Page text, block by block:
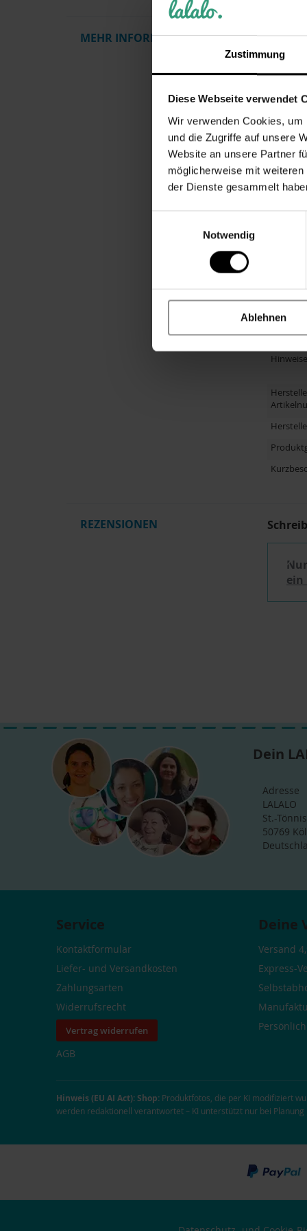
Zustimmung
Diese Webseite verwendet
Wir verwenden Cookies,
und die Zugriffe auf unsere
Website an unsere Partner
möglicherweise mit
der Dienste gesammelt
Notwendig
Ablehnen
MEHR INFORMATIONEN
Gewicht
Motiv /
Muster
Größe
Hinweise
REZENSIONEN
ein
Dein
Adresse
LALALO
St.-
50769
Service
Kontaktformular
Liefer- und Versandkosten
Zahlungsarten
Widerrufsrecht
Vertrag widerrufen
AGB
Deine
Versand
Express-
Hinweis (EU AI Act):Shop: Produktfotos, die per KI modifiziert
werden redaktionell verantwortet – KI unterstützt nur bei Planung